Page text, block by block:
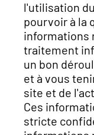
l'utilisation
pourvoir à la
informations
traitement
un bon
et à vous
site et de
Ces
stricte